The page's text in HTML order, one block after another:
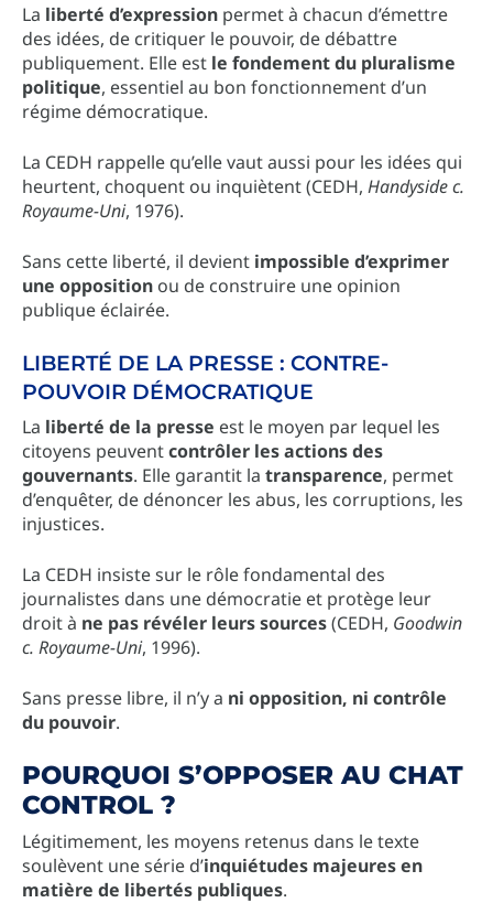
La liberté d’expression permet à chacun d’émettre
des idées, de critiquer le pouvoir, de débattre
publiquement. Elle est le fondement du pluralisme
politique, essentiel au bon fonctionnement d’un
régime démocratique.
La CEDH rappelle qu’elle vaut aussi pour les idées qui
heurtent, choquent ou inquiètent (CEDH, Handyside c.
Royaume-Uni, 1976).
Sans cette liberté, il devient impossible d’exprimer
une opposition ou de construire une opinion
publique éclairée.
LIBERTÉ DE LA PRESSE : CONTRE-
POUVOIR DÉMOCRATIQUE
La liberté de la presse est le moyen par lequel les
citoyens peuventcontrôler les actions des
gouvernants. Elle garantit la transparence, permet
d’enquêter, de dénoncer les abus, les corruptions, les
injustices.
La CEDH insiste sur le rôle fondamental des
journalistes dans une démocratie et protège leur
droit à ne pas révéler leurs sources(CEDH, Goodwin
c. Royaume-Uni, 1996).
Sans presse libre, il n’y a ni opposition, ni contrôle
du pouvoir.
POURQUOI S’OPPOSER AU CHAT
CONTROL ?
Légitimement, les moyens retenus dans le texte
soulèvent une série d’inquiétudes majeures en
matière de libertés publiques.